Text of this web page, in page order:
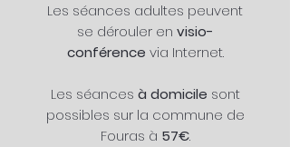
Les séances adultes peuvent
se dérouler en visio-
conférence via Internet.
Les séances à domicile sont
possibles sur la commune de
Fouras à 57€.